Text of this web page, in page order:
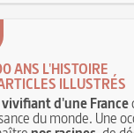
ANS L'HISTOIRE
ILLUSTRÉS
d'une France
du monde. Une